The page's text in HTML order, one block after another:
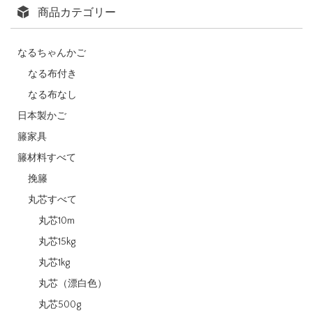
商品カテゴリー
なるちゃんかご
なる布付き
なる布なし
日本製かご
籐家具
籐材料すべて
挽籐
丸芯すべて
丸芯10m
丸芯15kg
丸芯1kg
丸芯（漂白色）
丸芯500g